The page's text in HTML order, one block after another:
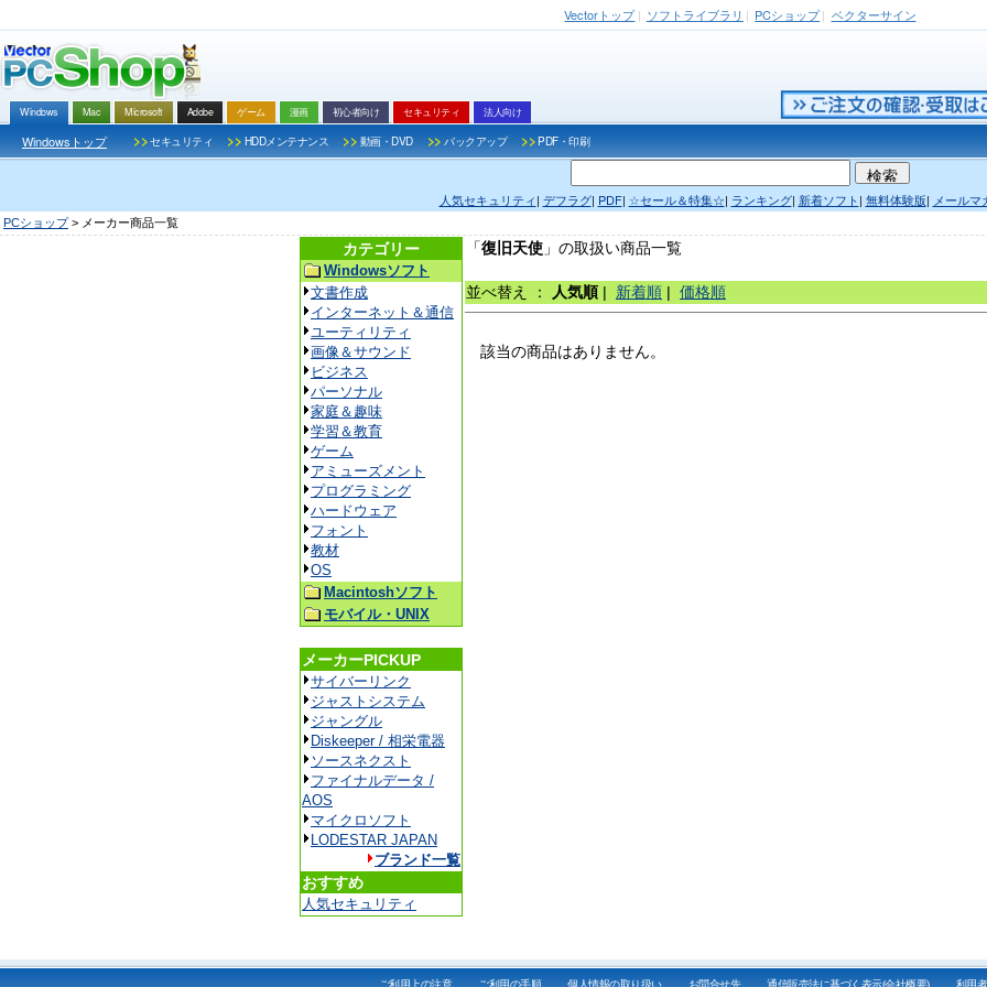
Vector トップ | ソフトライブラリ | PCショップ| ベクターサイン
Windows Mac Microsoft Adobe ゲーム 漫画 初心者向け セキュリティ 法人向け
Windowsトップ >>セキュリティ >> HDDメンテナンス >> 動画・DVD >> バックアップ >>PDF・印刷
人気セキュリティ| デフラグ| PDF| ☆セール＆特集☆| ランキング| 新着ソフト| 無料体験版| メールマ
PCショップ> メーカー商品一覧
カテゴリー
Windowsソフト
文書作成
インターネット＆通信
ユーティリティ
画像＆サウンド
ビジネス
パーソナル
家庭＆趣味
学習＆教育
ゲーム
アミューズメント
プログラミング
ハードウェア
フォント
教材
OS
Macintoshソフト
モバイル・UNIX
メーカーPICKUP
サイバーリンク
ジャストシステム
ジャングル
Diskeeper / 相栄電器
ソースネクスト
ファイナルデータ /
AOS
マイクロソフト
LODESTAR JAPAN
ブランド一覧
おすすめ
人気セキュリティ
「復旧天使 」の取扱い商品一覧
並べ替え ： 人気順| 新着順 | 価格順
該当の商品はありません。
ご利用上の注意 ご利用の手順 個人情報の取り扱い お問合せ先 通信販売法に基づく表示(会社概要) 利用